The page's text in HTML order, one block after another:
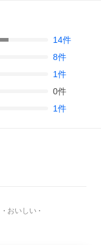
14件
8件
1件
0件
1件
おいしい